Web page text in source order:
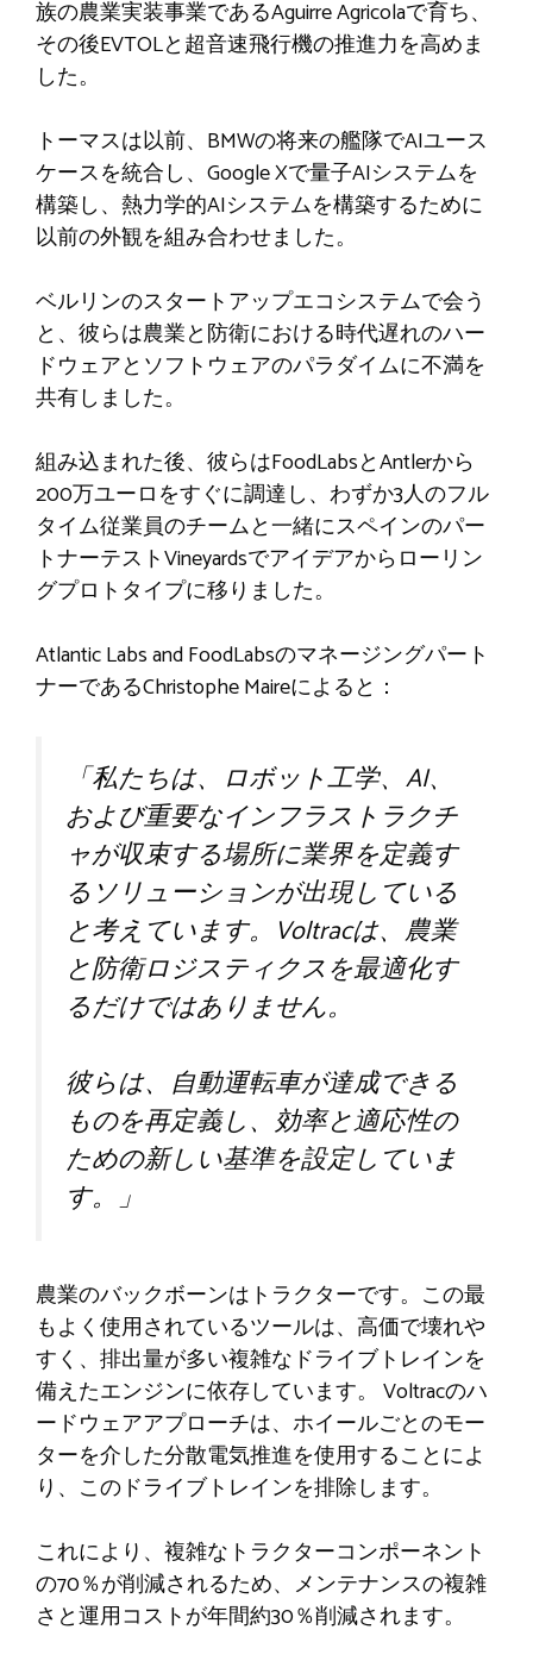
族の農業実装事業であるAguirre Agricolaで育ち、
その後EVTOLと超音速飛行機の推進力を高めま
した。
トーマスは以前、BMWの将来の艦隊でAIユース
ケースを統合し、Google Xで量子AIシステムを
構築し、熱力学的AIシステムを構築するために
以前の外観を組み合わせました。
ベルリンのスタートアップエコシステムで会う
と、彼らは農業と防衛における時代遅れのハー
ドウェアとソフトウェアのパラダイムに不満を
共有しました。
組み込まれた後、彼らはFoodLabsとAntlerから
200万ユーロをすぐに調達し、わずか3人のフル
タイム従業員のチームと一緒にスペインのパー
トナーテストVineyardsでアイデアからローリン
グプロトタイプに移りました。
Atlantic Labs and FoodLabsのマネージングパート
ナーであるChristophe Maireによると：
「私たちは、ロボット工学、AI、
および重要なインフラストラクチ
ャが収束する場所に業界を定義す
るソリューションが出現している
と考えています。Voltracは、農業
と防衛ロジスティクスを最適化す
るだけではありません。
彼らは、自動運転車が達成できる
ものを再定義し、効率と適応性の
ための新しい基準を設定していま
す。」
農業のバックボーンはトラクターです。この最
もよく使用されているツールは、高価で壊れや
すく、排出量が多い複雑なドライブトレインを
備えたエンジンに依存しています。 Voltracのハ
ードウェアアプローチは、ホイールごとのモー
ターを介した分散電気推進を使用することによ
り、このドライブトレインを排除します。
これにより、複雑なトラクターコンポーネント
の70％が削減されるため、メンテナンスの複雑
さと運用コストが年間約30％削減されます。